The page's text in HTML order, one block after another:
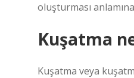
oluşturması
Kuşatma
Kuşatma veya